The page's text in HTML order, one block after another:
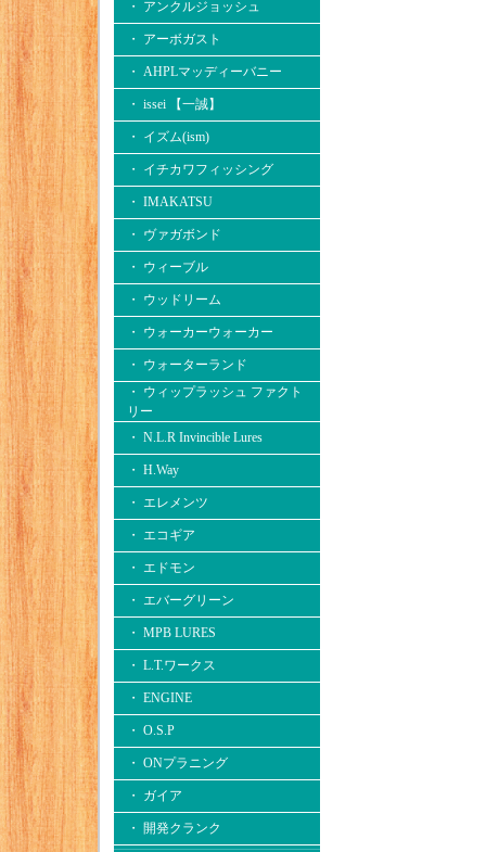
・ アンクルジョッシュ
・ アーボガスト
・ AHPLマッディーバニー
・ issei 【一誠】
・ イズム(ism)
・ イチカワフィッシング
・ IMAKATSU
・ ヴァガボンド
・ ウィーブル
・ ウッドリーム
・ ウォーカーウォーカー
・ ウォーターランド
・ ウィップラッシュ ファクト
リー
・ N.L.R Invincible Lures
・ H.Way
・ エレメンツ
・ エコギア
・ エドモン
・ エバーグリーン
・ MPB LURES
・ L.T.ワークス
・ ENGINE
・ O.S.P
・ ONプラニング
・ ガイア
・ 開発クランク